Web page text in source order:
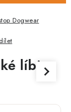
Dogwear
líbit